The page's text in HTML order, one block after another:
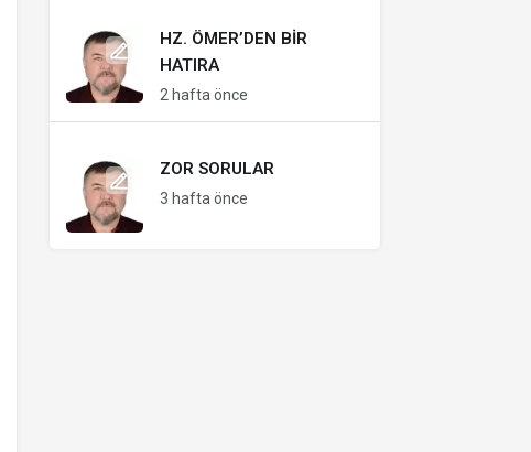
HZ. ÖMER’DEN BIR
HATIRA
2 hafta önce
ZOR SORULAR
3 hafta önce